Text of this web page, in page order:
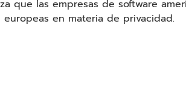
que las empresas de software
en materia de privacidad.